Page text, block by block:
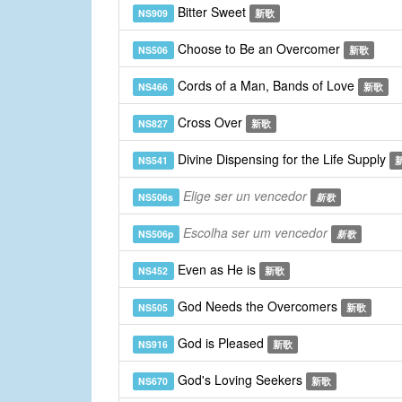
NS909 Bitter Sweet 新歌
NS506 Choose to Be an Overcomer 新歌
NS466 Cords of a Man, Bands of Love 新歌
NS827 Cross Over 新歌
NS541 Divine Dispensing for the Life Supply
NS506s Elige ser un vencedor 新歌
NS506p Escolha ser um vencedor 新歌
NS452 Even as He is 新歌
NS505 God Needs the Overcomers 新歌
NS916 God is Pleased 新歌
NS670 God's Loving Seekers 新歌